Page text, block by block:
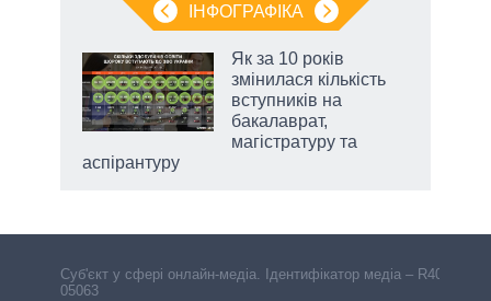
ІНФОГРАФІКА
Як за 10 років
змінилася кількість
вступників на
бакалаврат,
магістратуру та
аспірантуру
Cуб'єкт у сфері онлайн-медіа. Ідентифікатор медіа – R40-
05063